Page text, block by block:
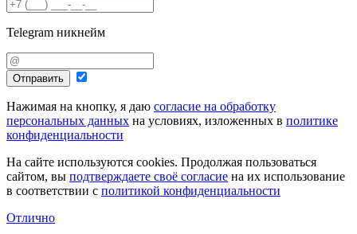
Telegram никнейм
Отправить
Нажимая на кнопку, я даю согласие на обработку
персональных данных на условиях, изложенных в политике
конфиденциальности
На сайте используются cookies. Продолжая пользоваться
сайтом, вы подтверждаете своё согласие на их использование
в соответствии с политикой конфиденциальности
Отлично